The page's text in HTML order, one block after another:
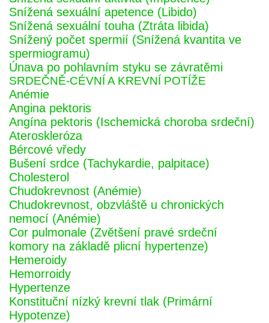
Snížená sexuální apetence (Libido)
Snížená sexuální touha (Ztráta libida)
Snížený počet spermií (Snížená kvantita ve
spermiogramu)
Únava po pohlavním styku se závratěmi
SRDEČNĚ-CÉVNÍ A KREVNÍ POTÍŽE
Anémie
Angina pektoris
Angína pektoris (Ischemická choroba srdeční)
Ateroskleróza
Bércové vředy
Bušení srdce (Tachykardie, palpitace)
Cholesterol
Chudokrevnost (Anémie)
Chudokrevnost, obzvláště u chronických
nemocí (Anémie)
Cor pulmonale (Zvětšení pravé srdeční
komory na základě plicní hypertenze)
Hemeroidy
Hemorroidy
Hypertenze
Konstituční nízký krevní tlak (Primární
Hypotenze)